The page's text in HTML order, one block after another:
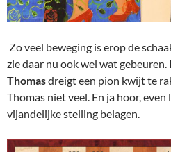
Zo veel beweging is erop de
zie daar nu ook wel wat gebeuren.
Thomasdreigt een pion kwijt te
Thomas niet veel. En ja hoor,
vijandelijke stelling belagen.